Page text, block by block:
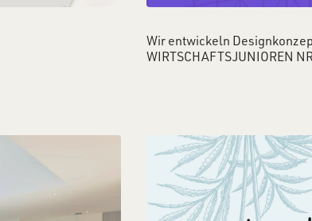
Wir entwickeln
WIRTSCHAFTSJUNIOREN